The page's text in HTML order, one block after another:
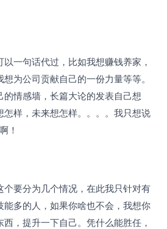
一句话代过，比如我想赚钱养家，
为公司贡献自己的一份力量等等。
情感墙，长篇大论的发表自己想
样，未来想怎样。。。。我只想说
！
要分为几个情况，在此我只针对有
多的人，如果你啥也不会，我想你
，提升一下自己。凭什么能胜任，